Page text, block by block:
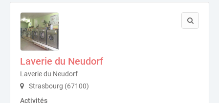
Laverie du Neudorf
Laverie du Neudorf
Strasbourg (67100)
Activités